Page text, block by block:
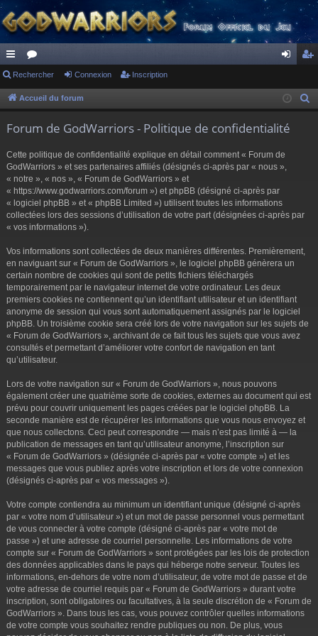
ac
co
s
or
u ne cri
Rechercher Connexion Inscription
Accueil du forum
Forum de GodWarriors - Politique de confidentialité
Cette politique de confidentialité explique en détail comment « Forum de
GodWarriors » et ses partenaires affiliés (désignés ci-après par « nous »,
« notre », « nos », « Forum de GodWarriors » et
« https://www.godwarriors.com/forum ») et phpBB (désigné ci-après par
« logiciel phpBB » et « phpBB Limited ») utilisent toutes les informations
collectées lors des sessions d’utilisation de votre part (désignées ci-après par
« vos informations »).
Vos informations sont collectées de deux manières différentes. Premièrement,
en naviguant sur « Forum de GodWarriors », le logiciel phpBB génèrera un
certain nombre de cookies qui sont de petits fichiers téléchargés
temporairement par le navigateur internet de votre ordinateur. Les deux
premiers cookies ne contiennent qu’un identifiant utilisateur et un identifiant
anonyme de session qui vous sont automatiquement assignés par le logiciel
phpBB. Un troisième cookie sera créé lors de votre navigation sur les sujets de
« Forum de GodWarriors », archivant de ce fait tous les sujets que vous avez
consultés et permettant d’améliorer votre confort de navigation en tant
qu’utilisateur.
Lors de votre navigation sur « Forum de GodWarriors », nous pouvons
également créer une quatrième sorte de cookies, externes au document qui est
prévu pour couvrir uniquement les pages créées par le logiciel phpBB. La
seconde manière est de récupérer les informations que vous nous envoyez et
que nous collectons. Ceci peut correspondre — mais n’est pas limité à — la
publication de messages en tant qu’utilisateur anonyme, l’inscription sur
« Forum de GodWarriors » (désignée ci-après par « votre compte ») et les
messages que vous publiez après votre inscription et lors de votre connexion
(désignés ci-après par « vos messages »).
Votre compte contiendra au minimum un identifiant unique (désigné ci-après
par « votre nom d’utilisateur ») et un mot de passe personnel vous permettant
de vous connecter à votre compte (désigné ci-après par « votre mot de
passe ») et une adresse de courriel personnelle. Les informations de votre
compte sur « Forum de GodWarriors » sont protégées par les lois de protection
des données applicables dans le pays qui héberge notre serveur. Toutes les
informations, en-dehors de votre nom d’utilisateur, de votre mot de passe et de
votre adresse de courriel requis par « Forum de GodWarriors » durant votre
inscription, sont obligatoires ou facultatives, à la seule discrétion de « Forum de
GodWarriors ». Dans tous les cas, vous pouvez contrôler quelles informations
de votre compte vous souhaitez rendre publiques ou non. De plus, vous